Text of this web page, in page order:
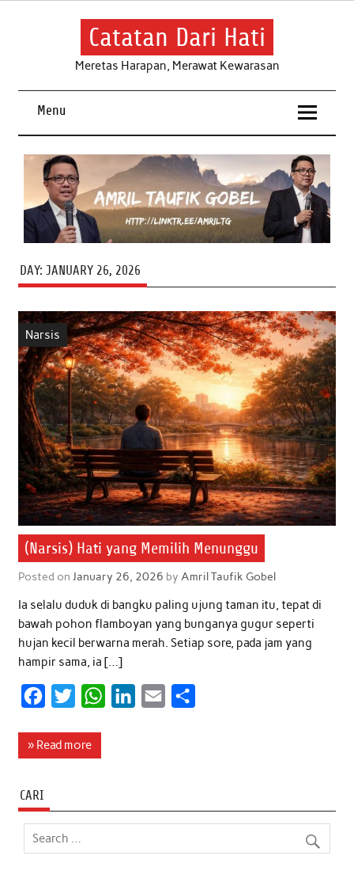
Skip
Catatan Dari Hati
Meretas Harapan, Merawat Kewarasan
Menu
DAY: JANUARY 26, 2026
Narsis
(Narsis) Hati yang Memilih Menunggu
Posted on January 26, 2026 by Amril Taufik Gobel
Ia selalu duduk di bangku paling ujung taman itu, tepat di
bawah pohon flamboyan yang bunganya gugur seperti
hujan kecil berwarna merah. Setiap sore, pada jam yang
hampir sama, ia […]
c
o
o
i
e
r
W
A
d
» Read more
CARI